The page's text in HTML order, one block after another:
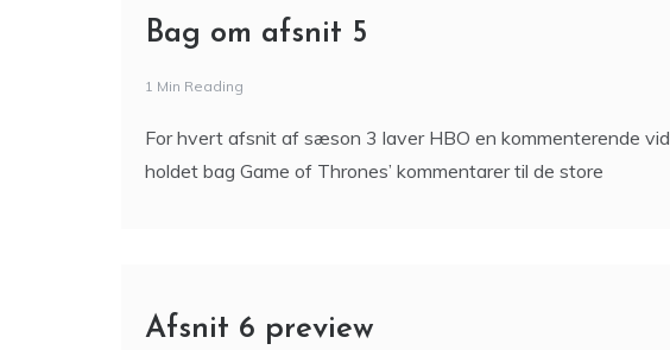
Bag om afsnit 5
1 Min Reading
For hvert afsnit af sæson 3 laver HBO en kommenterende
holdet bag Game of Thrones’ kommentarer til de store
Afsnit 6 preview